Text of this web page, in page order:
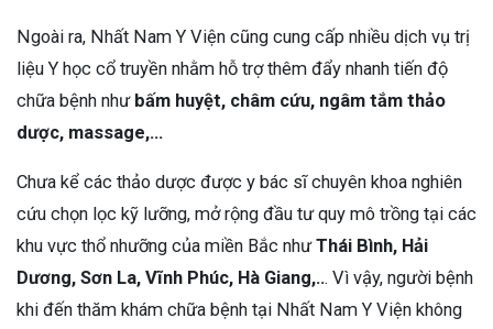
Ngoài ra, Nhất Nam Y Viện cũng cung cấp nhiều dịch vụ trị
liệu Y học cổ truyền nhằm hỗ trợ thêm đẩy nhanh tiến độ
chữa bệnh nhưbấm huyệt, châm cứu, ngâm tắm thảo
dược, massage,…
Chưa kể các thảo dược được y bác sĩ chuyên khoa nghiên
cứu chọn lọc kỹ lưỡng, mở rộng đầu tư quy mô trồng tại các
khu vực thổ nhưỡng của miền Bắc nhưThái Bình, Hải
Dương, Sơn La, Vĩnh Phúc, Hà Giang,... Vì vậy, người bệnh
khi đến thăm khám chữa bệnh tại Nhất Nam Y Viện không